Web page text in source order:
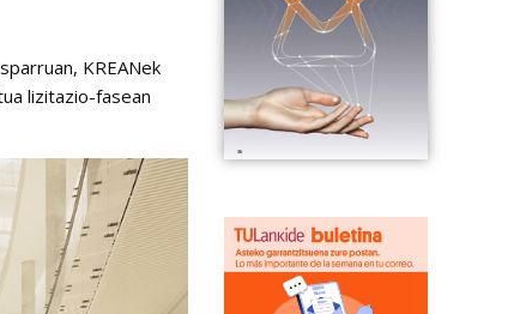
KREANek
lizitazio-fasean